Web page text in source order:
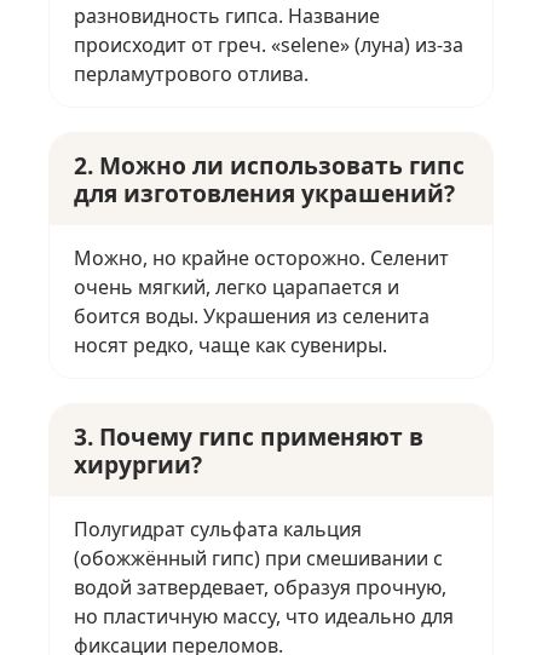
разновидность гипса. Название
происходит от греч. «selene» (луна) из-за
перламутрового отлива.
2. Можно ли использовать гипс
для изготовления украшений?
Можно, но крайне осторожно. Селенит
очень мягкий, легко царапается и
боится воды. Украшения из селенита
носят редко, чаще как сувениры.
3. Почему гипс применяют в
хирургии?
Полугидрат сульфата кальция
(обожжённый гипс) при смешивании с
водой затвердевает, образуя прочную,
но пластичную массу, что идеально для
фиксации переломов.